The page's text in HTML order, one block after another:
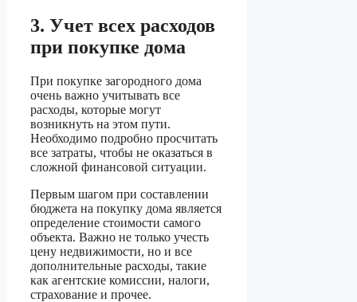
3. Учет всех расходов
при покупке дома
При покупке загородного дома
очень важно учитывать все
расходы, которые могут
возникнуть на этом пути.
Необходимо подробно просчитать
все затраты, чтобы не оказаться в
сложной финансовой ситуации.
Первым шагом при составлении
бюджета на покупку дома является
определение стоимости самого
объекта. Важно не только учесть
цену недвижимости, но и все
дополнительные расходы, такие
как агентские комиссии, налоги,
страхование и прочее.